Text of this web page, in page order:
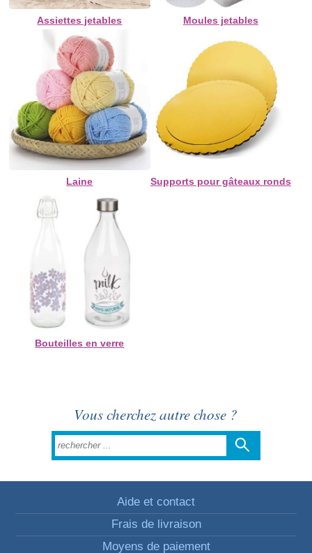
Assiettes jetables Moules jetables
Laine Supports pour gâteaux ronds
Bouteilles en verre
Vous cherchez autre chose ?
Aide et contact
Frais de livraison
Moyens de paiement